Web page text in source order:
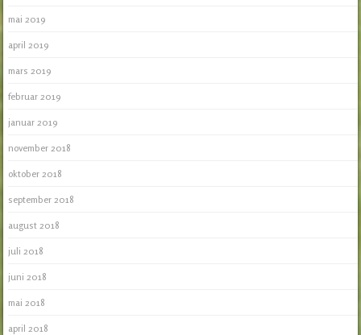
mai 2019
april 2019
mars 2019
februar 2019
januar 2019
november 2018
oktober 2018
september 2018
august 2018
juli 2018
juni 2018
mai 2018
april 2018